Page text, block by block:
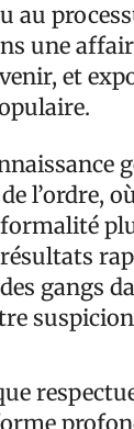
au
une
et
l’ordre,
formalité
gangs